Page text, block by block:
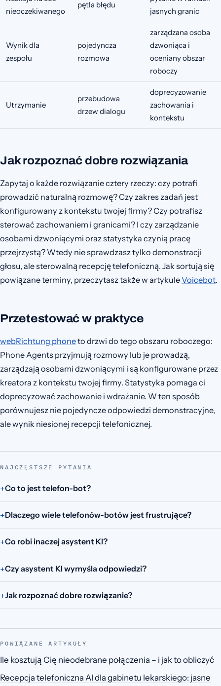
nieoczekiwanego
pętla błędu
jasnych granic
Wynik dla
zespołu
pojedyncza
rozmowa
zarządzana osoba
dzwoniąca i
oceniany obszar
roboczy
Utrzymanie
przebudowa
drzew dialogu
doprecyzowanie
zachowania i
kontekstu
Jak rozpoznać dobre rozwiązania
Zapytaj o każde rozwiązanie cztery rzeczy: czy potrafi
prowadzić naturalną rozmowę? Czy zakres zadań jest
konfigurowany z kontekstu twojej firmy? Czy potrafisz
sterować zachowaniem i granicami? I czy zarządzanie
osobami dzwoniącymi oraz statystyka czynią pracę
przejrzystą? Wtedy nie sprawdzasz tylko demonstracji
głosu, ale sterowalną recepcję telefoniczną. Jak sortują się
powiązane terminy, przeczytasz także w artykuleVoicebot.
Przetestować w praktyce
webRichtung phoneto drzwi do tego obszaru roboczego:
Phone Agents przyjmują rozmowy lub je prowadzą,
zarządzają osobami dzwoniącymi i są konfigurowane przez
kreatora z kontekstu twojej firmy. Statystyka pomaga ci
doprecyzować zachowanie i wdrażanie. W ten sposób
porównujesz nie pojedyncze odpowiedzi demonstracyjne,
ale wynik niesionej recepcji telefonicznej.
NAJCZĘSTSZE PYTANIA
Co to jest telefon-bot?
Dlaczego wiele telefonów-botów jest frustrujące?
Co robi inaczej asystent KI?
Czy asystent KI wymyśla odpowiedzi?
Jak rozpoznać dobre rozwiązanie?
POWIĄZANE ARTYKUŁY
Ile kosztują Cię nieodebrane połączenia – i jak to obliczyć
Recepcja telefoniczna AI dla gabinetu lekarskiego: jasne